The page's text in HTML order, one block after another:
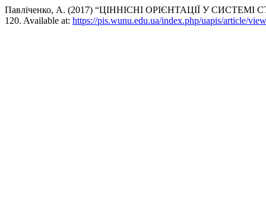
Павліченко, А. (2017) “ЦІННІСНІ ОРІЄНТАЦІЇ У
120. Available at: https://pis.wunu.edu.ua/index.php/uapis/article/